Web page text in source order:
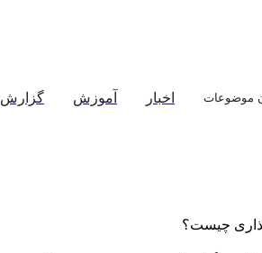
موضوعات اخبار آموزش گزارش
چیست؟